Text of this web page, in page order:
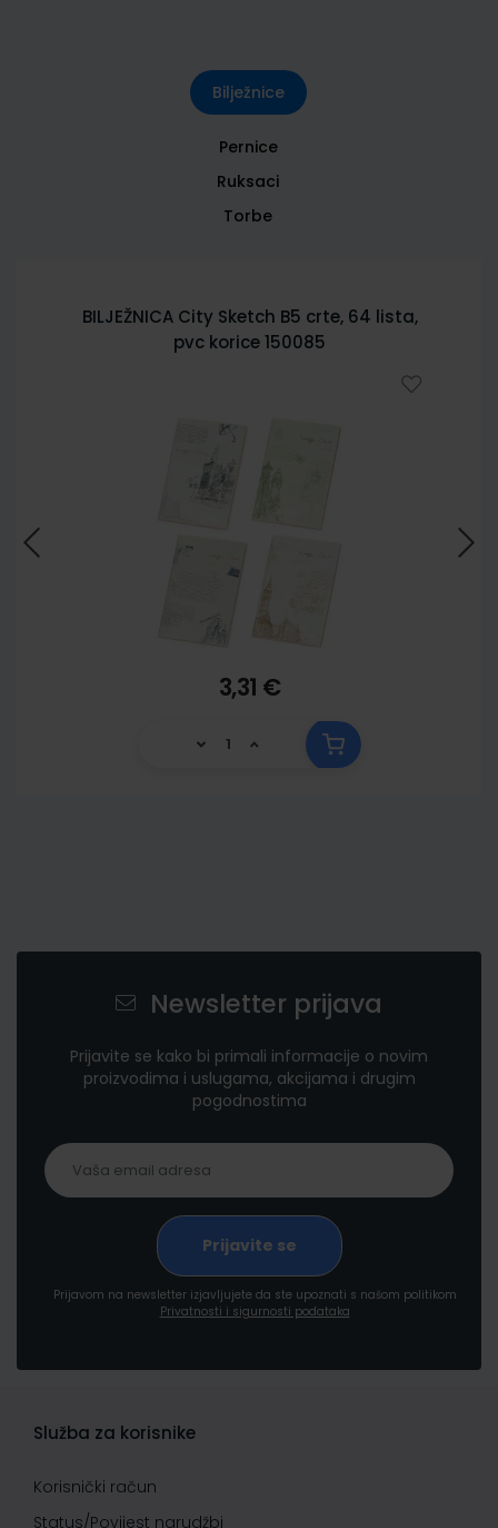
Bilježnice
Pernice
Ruksaci
Torbe
BILJEŽNICA City Sketch B5 crte, 64 lista,
pvc korice 150085
3,31 €
Newsletter prijava
Prijavite se kako bi primali informacije o novim
proizvodima i uslugama, akcijama i drugim
pogodnostima
Prijavom na newsletter izjavljujete da ste upoznati s našom politikom
Privatnosti i sigurnosti podataka
Služba za korisnike
Korisnički račun
Status/Povijest narudžbi